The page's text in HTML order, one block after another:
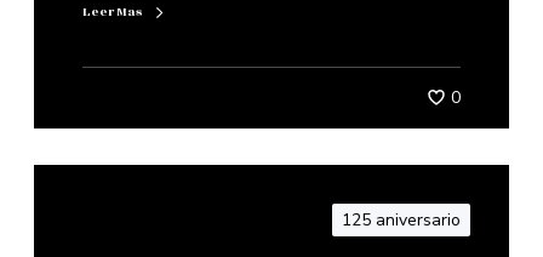
Leer Mas
0
125 aniversario